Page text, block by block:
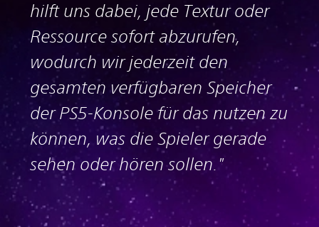
hilft uns dabei, jede Textur oder
Ressource sofort abzurufen,
wodurch wir jederzeit den
gesamten verfügbaren Speicher
der PS5-Konsole für das nutzen zu
können, was die Spieler gerade
sehen oder hören sollen."